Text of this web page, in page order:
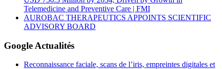
Telemedicine and Preventive Care | FMI
AUROBAC THERAPEUTICS APPOINTS SCIENTIFIC
ADVISORY BOARD
Google Actualités
Reconnaissance faciale, scans de l’iris, empreintes digitales et